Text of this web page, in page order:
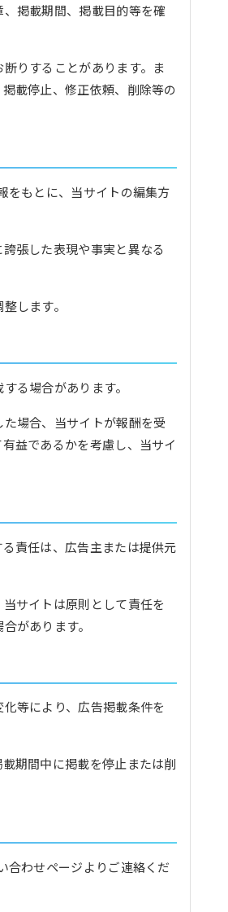
掲載期間、掲載目的等を確
りすることがあります。ま
載停止、修正依頼、削除等の
をもとに、当サイトの編集方
張した表現や事実と異なる
します。
る場合があります。
場合、当サイトが報酬を受
益であるかを考慮し、当サイ
責任は、広告主または提供元
サイトは原則として責任を
があります。
等により、広告掲載条件を
期間中に掲載を停止または削
合わせページよりご連絡くだ